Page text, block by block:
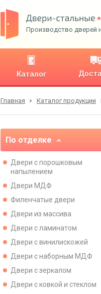
Производство дверей
Каталог
Главная Каталог продукции
По отделке
Двери с порошковым
напылением
Двери МДФ
Филенчатые двери
Двери из массива
Двери с ламинатом
Двери с винилискожей
Двери с наборным МДФ
Двери с зеркалом
Двери с ковкой и стеклом